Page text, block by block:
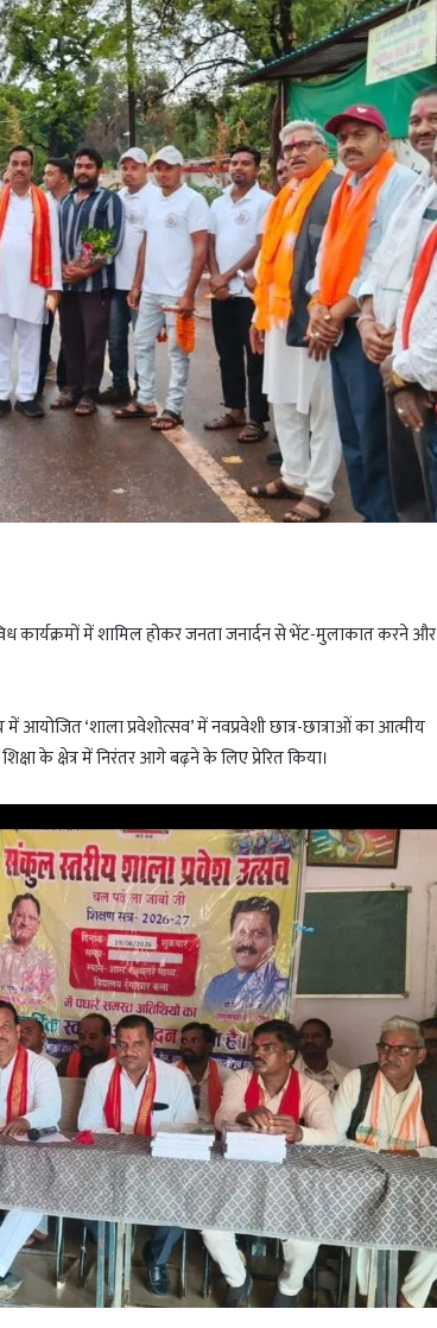
कार्यक्रमों में शामिल होकर जनता जनार्दन से भेंट-मुलाकात करने और
आयोजित ‘शाला प्रवेशोत्सव’ में नवप्रवेशी छात्र-छात्राओं का आत्मीय
के क्षेत्र में निरंतर आगे बढ़ने के लिए प्रेरित किया।